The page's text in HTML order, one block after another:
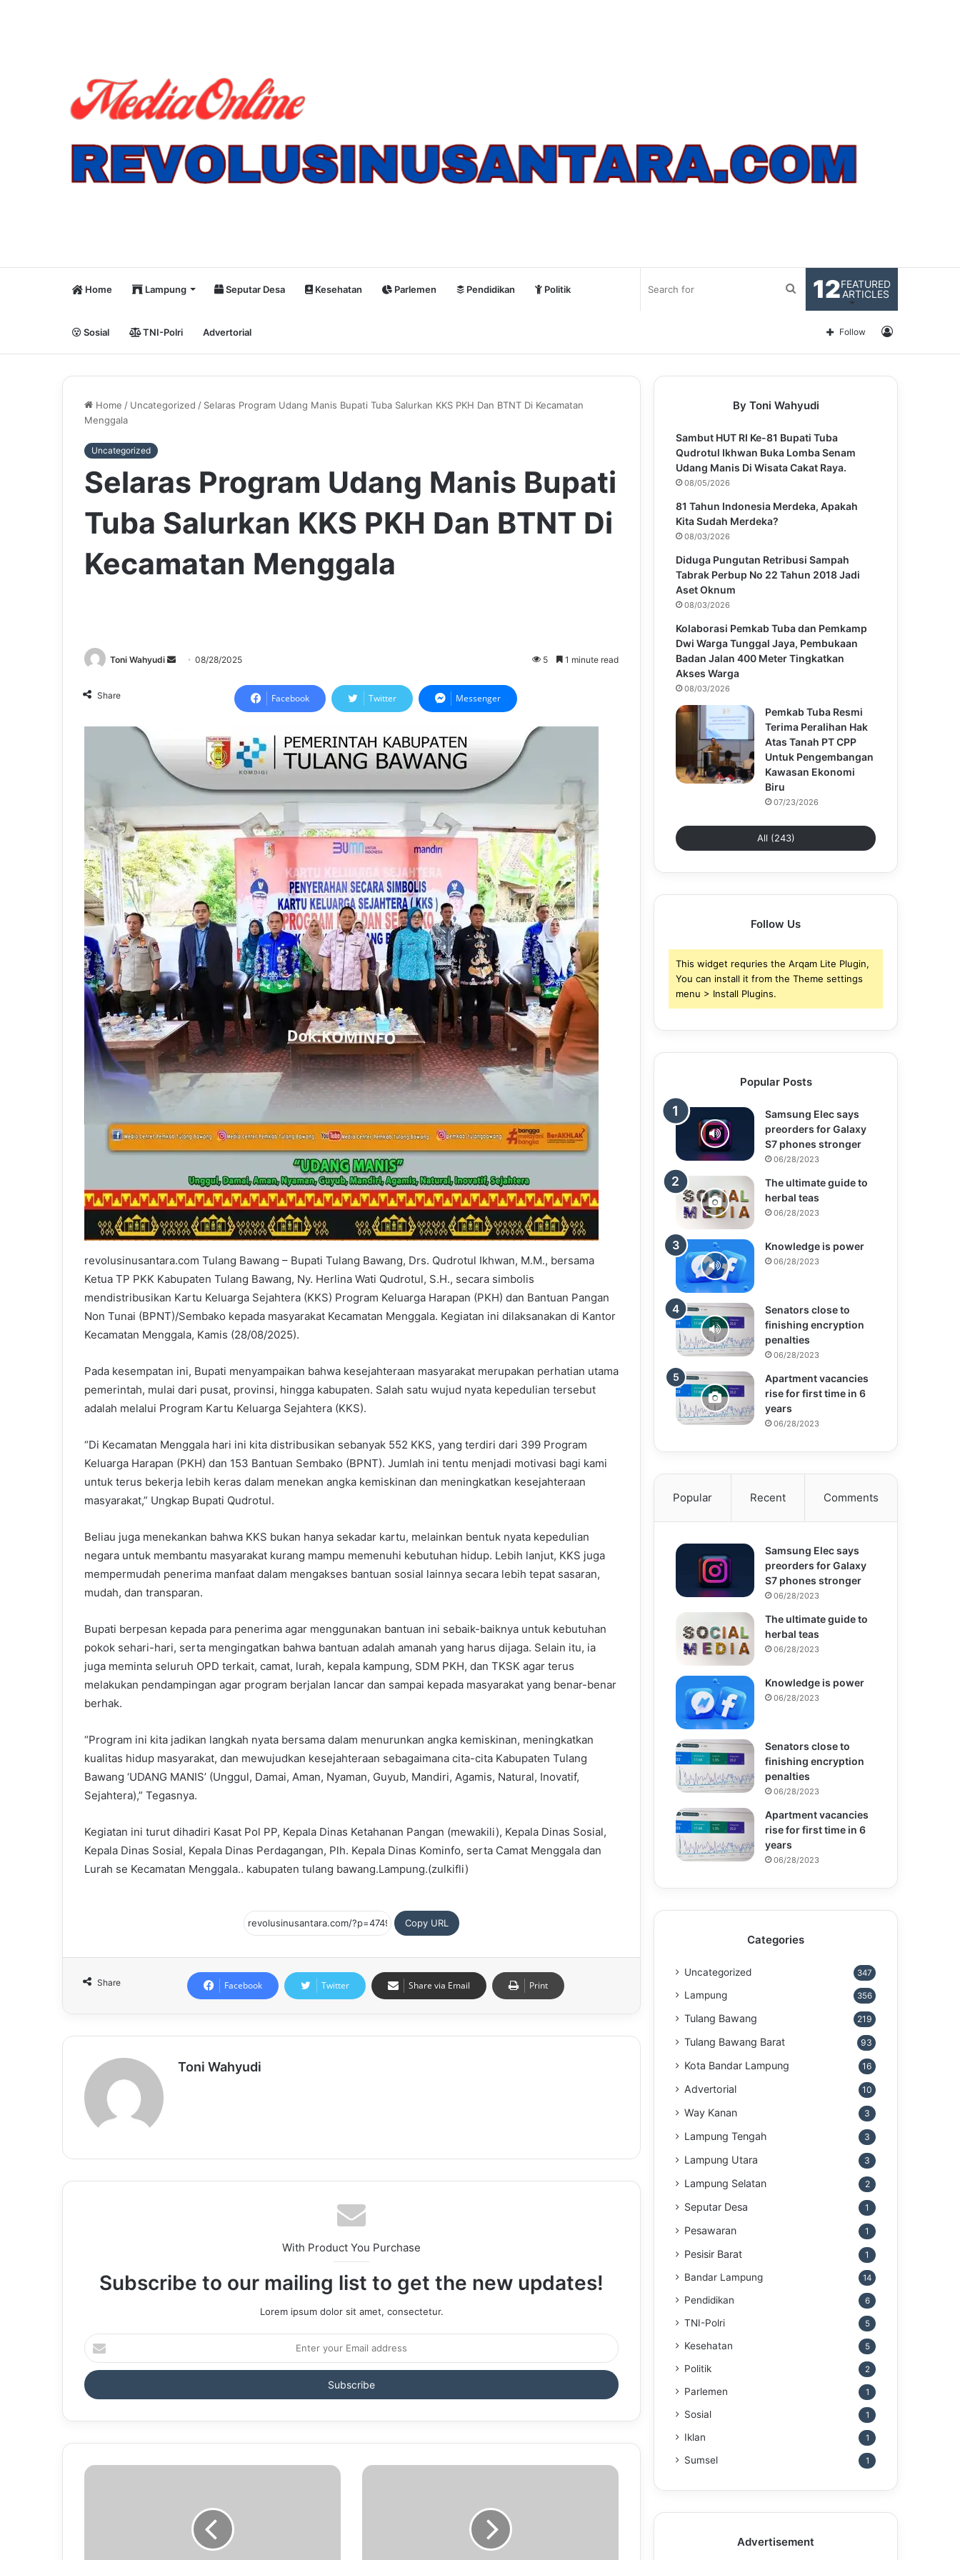
Home Lampung Seputar Desa Kesehatan Parlemen Pendidikan Politik
Sosial TNI-Polri Advertorial
12FEATURED
ARTICLES
Search
Log
Follow
Home / Uncategorized / Selaras Program Udang Manis Bupati Tuba Salurkan KKS PKH Dan BTNT Di Kecamatan
Menggala
Uncategorized
Selaras Program Udang Manis Bupati
Tuba Salurkan KKS PKH Dan BTNT Di
Kecamatan Menggala
Toni Wahyudi
Send08/28/2025 5 1 minute read
Share Facebook Twitter Messenger
revolusinusantara.com Tulang Bawang – Bupati Tulang Bawang, Drs. Qudrotul Ikhwan, M.M., bersama
Ketua TP PKK Kabupaten Tulang Bawang, Ny. Herlina Wati Qudrotul, S.H., secara simbolis
mendistribusikan Kartu Keluarga Sejahtera (KKS) Program Keluarga Harapan (PKH) dan Bantuan Pangan
Non Tunai (BPNT)/Sembako kepada masyarakat Kecamatan Menggala. Kegiatan ini dilaksanakan di Kantor
Kecamatan Menggala, Kamis (28/08/2025).
Pada kesempatan ini, Bupati menyampaikan bahwa kesejahteraan masyarakat merupakan perhatian utama
pemerintah, mulai dari pusat, provinsi, hingga kabupaten. Salah satu wujud nyata kepedulian tersebut
adalah melalui Program Kartu Keluarga Sejahtera (KKS).
“Di Kecamatan Menggala hari ini kita distribusikan sebanyak 552 KKS, yang terdiri dari 399 Program
Keluarga Harapan (PKH) dan 153 Bantuan Sembako (BPNT). Jumlah ini tentu menjadi motivasi bagi kami
untuk terus bekerja lebih keras dalam menekan angka kemiskinan dan meningkatkan kesejahteraan
masyarakat,” Ungkap Bupati Qudrotul.
Beliau juga menekankan bahwa KKS bukan hanya sekadar kartu, melainkan bentuk nyata kepedulian
negara untuk membantu masyarakat kurang mampu memenuhi kebutuhan hidup. Lebih lanjut, KKS juga
mempermudah penerima manfaat dalam mengakses bantuan sosial lainnya secara lebih tepat sasaran,
mudah, dan transparan.
Bupati berpesan kepada para penerima agar menggunakan bantuan ini sebaik-baiknya untuk kebutuhan
pokok sehari-hari, serta mengingatkan bahwa bantuan adalah amanah yang harus dijaga. Selain itu, ia
juga meminta seluruh OPD terkait, camat, lurah, kepala kampung, SDM PKH, dan TKSK agar terus
melakukan pendampingan agar program berjalan lancar dan sampai kepada masyarakat yang benar-benar
berhak.
“Program ini kita jadikan langkah nyata bersama dalam menurunkan angka kemiskinan, meningkatkan
kualitas hidup masyarakat, dan mewujudkan kesejahteraan sebagaimana cita-cita Kabupaten Tulang
Bawang ‘UDANG MANIS’ (Unggul, Damai, Aman, Nyaman, Guyub, Mandiri, Agamis, Natural, Inovatif,
Sejahtera),” Tegasnya.
Kegiatan ini turut dihadiri Kasat Pol PP, Kepala Dinas Ketahanan Pangan (mewakili), Kepala Dinas Sosial,
Kepala Dinas Sosial, Kepala Dinas Perdagangan, Plh. Kepala Dinas Kominfo, serta Camat Menggala dan
Lurah se Kecamatan Menggala.. kabupaten tulang bawang.Lampung.(zulkifli)
Copy URL
Share Facebook Twitter Share via Email Print
Toni Wahyudi
With Product You Purchase
Subscribe to our mailing list to get the new updates!
Lorem ipsum dolor sit amet, consectetur.
Enter
your
Email
address
By Toni Wahyudi
Sambut HUT RI Ke-81 Bupati Tuba
Qudrotul Ikhwan Buka Lomba Senam
Udang Manis Di Wisata Cakat Raya.
08/05/2026
81 Tahun Indonesia Merdeka, Apakah
Kita Sudah Merdeka?
08/03/2026
Diduga Pungutan Retribusi Sampah
Tabrak Perbup No 22 Tahun 2018 Jadi
Aset Oknum
08/03/2026
Kolaborasi Pemkab Tuba dan Pemkamp
Dwi Warga Tunggal Jaya, Pembukaan
Badan Jalan 400 Meter Tingkatkan
Akses Warga
08/03/2026
Pemkab Tuba Resmi
Terima Peralihan Hak
Atas Tanah PT CPP
Untuk Pengembangan
Kawasan Ekonomi
Biru
07/23/2026
All (243)
Follow Us
This widget requries the Arqam Lite Plugin,
You can install it from the Theme settings
menu > Install Plugins.
Popular Posts
Samsung Elec says
preorders for Galaxy
S7 phones stronger
06/28/2023
The ultimate guide to
herbal teas
06/28/2023
Knowledge is power
06/28/2023
Senators close to
finishing encryption
penalties
06/28/2023
Apartment vacancies
rise for first time in 6
years
06/28/2023
Popular Recent Comments
Samsung Elec says
preorders for Galaxy
S7 phones stronger
06/28/2023
The ultimate guide to
herbal teas
06/28/2023
Knowledge is power
06/28/2023
Senators close to
finishing encryption
penalties
06/28/2023
Apartment vacancies
rise for first time in 6
years
06/28/2023
Categories
Uncategorized 347
Lampung 356
Tulang Bawang 219
Tulang Bawang Barat 93
Kota Bandar Lampung 16
Advertorial 10
Way Kanan 3
Lampung Tengah 3
Lampung Utara 3
Lampung Selatan 2
Seputar Desa 1
Pesawaran 1
Pesisir Barat 1
Bandar Lampung 14
Pendidikan 6
TNI-Polri 5
Kesehatan 5
Politik 2
Parlemen 1
Sosial 1
Iklan 1
Sumsel 1
Advertisement